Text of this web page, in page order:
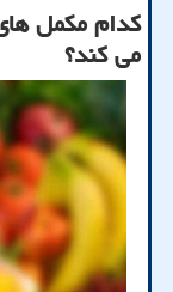
کدام مکمل
می کند؟